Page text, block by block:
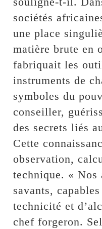
sociétés
une place
matière brute en
fabriquait les
instruments de
symboles du
conseiller,
des secrets liés
Cette
observation,
technique. « Nos
savants,
technicité et
chef forgeron.